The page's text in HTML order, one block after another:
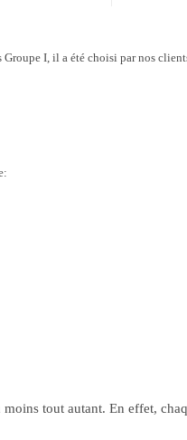
I, il a été choisi par nos
tout autant. En effet,